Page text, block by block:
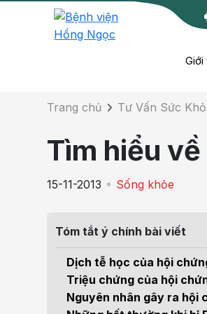
Giới
Bệnh học
Tiêm chủng
Tầm soát ung
Điện quang
Chi tiết
Trang chủ Tư Vấn Sức
Tìm hiểu
15-11-2013 Sống khỏe
Tóm tắt ý chính bài viết
Dịch tễ học của hội
Triệu chứng của hội
Nguyên nhân gây ra hội